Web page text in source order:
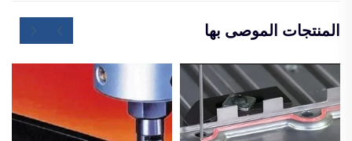
المنتجات الموصى بها